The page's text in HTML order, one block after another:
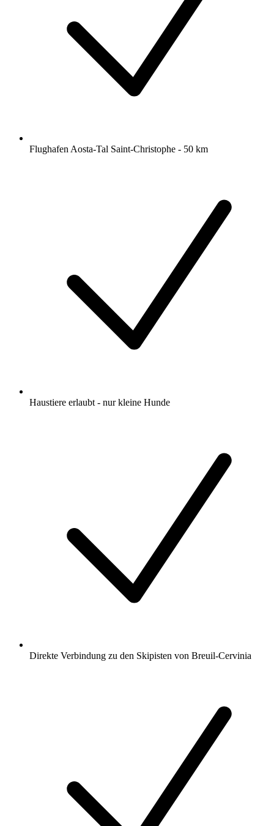
Flughafen Aosta-Tal Saint-Christophe - 50 km
Haustiere erlaubt - nur kleine Hunde
Direkte Verbindung zu den Skipisten von Breuil-Cervinia